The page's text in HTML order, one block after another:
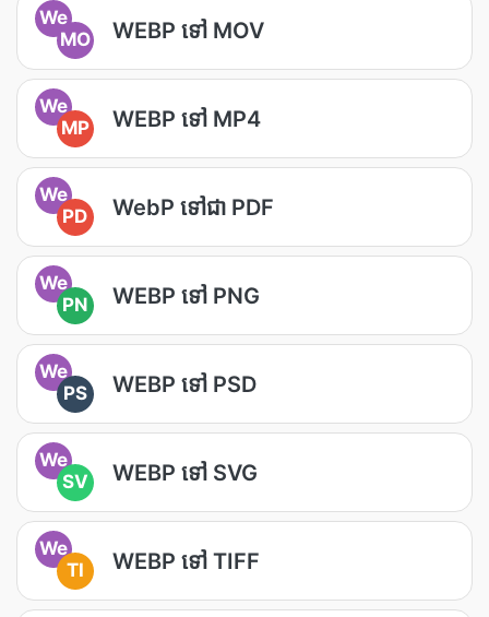
We
MO
WEBP ទៅ MOV
We
MP
WEBP ទៅ MP4
We
PD
WebP ទៅជា PDF
We
PN
WEBP ទៅ PNG
We
PS
WEBP ទៅ PSD
We
SV
WEBP ទៅ SVG
We
TI
WEBP ទៅ TIFF